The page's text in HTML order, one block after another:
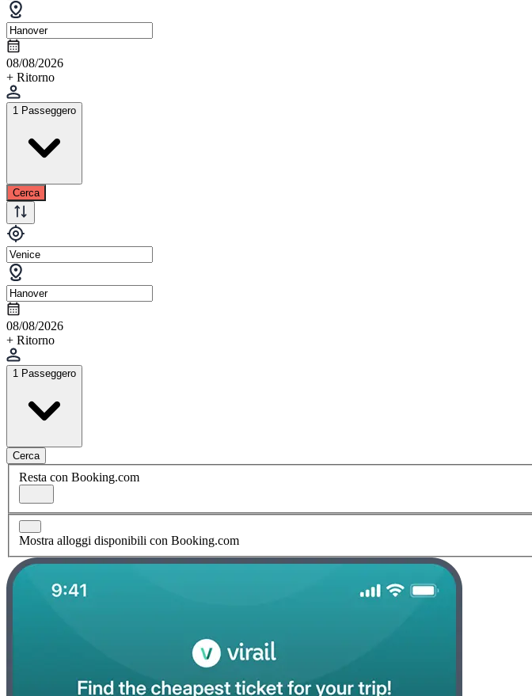
08/08/2026
+ Ritorno
1 Passeggero
Cerca
08/08/2026
+ Ritorno
1 Passeggero
Cerca
Resta con Booking.com
Mostra alloggi disponibili con Booking.com